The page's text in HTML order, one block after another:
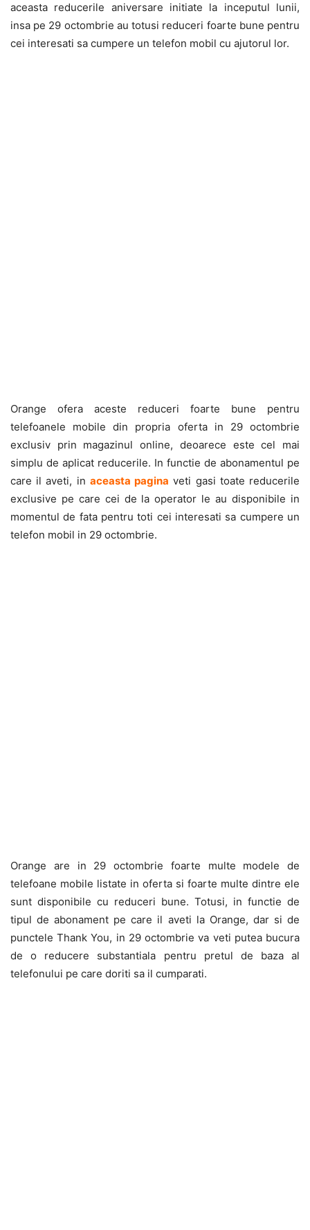
aceasta reducerile aniversare initiate la inceputul lunii,
insa pe 29 octombrie au totusi reduceri foarte bune pentru
cei interesati sa cumpere un telefon mobil cu ajutorul lor.
Orange ofera aceste reduceri foarte bune pentru
telefoanele mobile din propria oferta in 29 octombrie
exclusiv prin magazinul online, deoarece este cel mai
simplu de aplicat reducerile. In functie de abonamentul pe
care il aveti, in aceasta pagina veti gasi toate reducerile
exclusive pe care cei de la operator le au disponibile in
momentul de fata pentru toti cei interesati sa cumpere un
telefon mobil in 29 octombrie.
Orange are in 29 octombrie foarte multe modele de
telefoane mobile listate in oferta si foarte multe dintre ele
sunt disponibile cu reduceri bune. Totusi, in functie de
tipul de abonament pe care il aveti la Orange, dar si de
punctele Thank You, in 29 octombrie va veti putea bucura
de o reducere substantiala pentru pretul de baza al
telefonului pe care doriti sa il cumparati.